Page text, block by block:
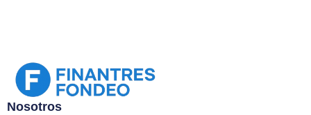
Nosotros